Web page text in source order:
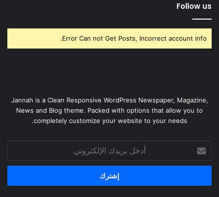
Follow us
Error Can not Get Posts, Incorrect account info.
Jannah is a Clean Responsive WordPress Newspaper, Magazine,
News and Blog theme. Packed with options that allow you to
completely customize your website to your needs.
أدخل
بريدك
الإلكتروني